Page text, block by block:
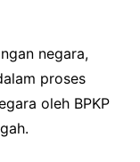
negara,
proses
oleh BPKP